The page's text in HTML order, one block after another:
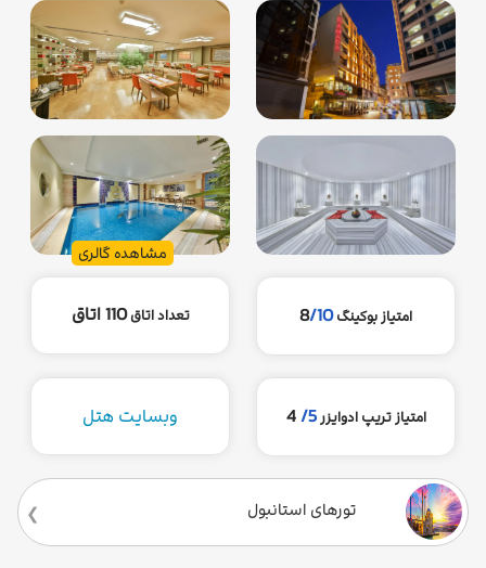
مشاهده گالری
امتیاز بوکینگ 8/10 تعداد اتاق110 اتاق
امتیاز تریپ ادوایزر5/
4 وبسایت هتل
تورهای استانبول